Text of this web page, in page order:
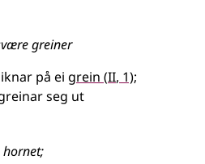
greiner
på ei grein (2
II, 1);
seg ut
hornet;